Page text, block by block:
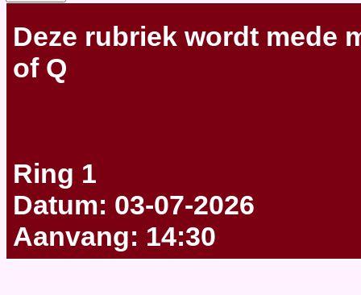
Deze rubriek wordt mede
of Q
Ring 1
Datum: 03-07-2026
Aanvang: 14:30